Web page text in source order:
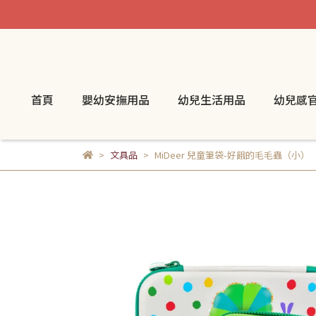
首頁 嬰幼安撫用品 幼兒生活用品 幼兒感
文具品 MiDeer 兒童筆袋-好餓的毛毛蟲（小）